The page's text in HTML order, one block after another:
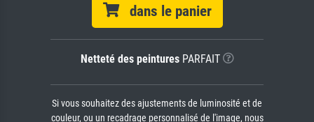
dans le panier
Netteté des peinturesPARFAIT
Si vous souhaitez des ajustements de luminosité et de
couleur, ou un recadrage personnalisé de l'image, nous